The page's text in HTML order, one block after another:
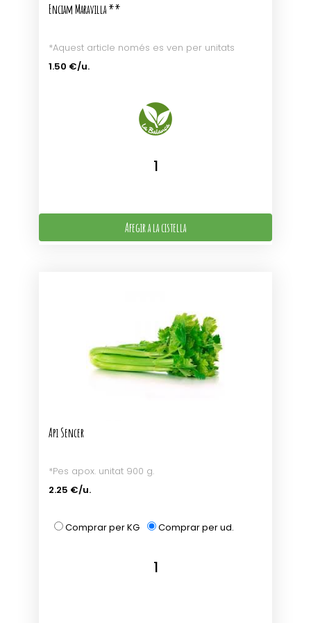
Enciam Maravilla **
*Aquest article només es ven per unitats
1.50 €/u.
Afegir a la cistella
Api Sencer
*Pes apox. unitat 900 g.
2.25 €/u.
Comprar per KG Comprar per ud.